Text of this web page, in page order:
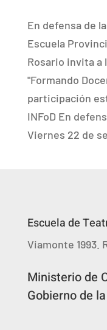
En defensa de
Escuela
Rosario invita a
"Formando
participación
INFoD En
Viernes 22 de
Escuela de
Viamonte 1993.
Ministerio de
Gobierno de